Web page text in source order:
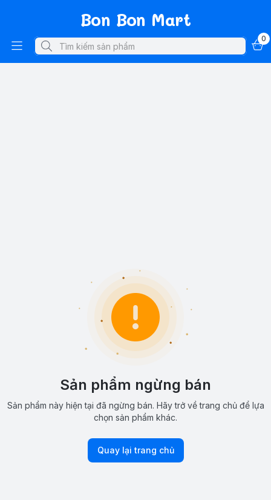
Bon Bon Mart
0
Sản phẩm ngừng bán
Sản phẩm này hiện tại đã ngừng bán. Hãy trở về trang chủ để lựa
chọn sản phẩm khác.
Quay lại trang chủ